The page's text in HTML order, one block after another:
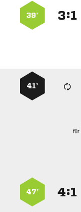
:
39’
41’
für
:
47’